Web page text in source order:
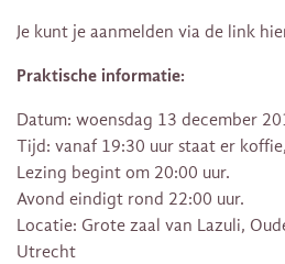
Je kunt je aanmelden via de link
Praktische informatie:
Datum: woensdag 13 december
Tijd: vanaf 19:30 uur staat er
Lezing begint om 20:00 uur.
Avond eindigt rond 22:00 uur.
Locatie: Grote zaal van Lazuli,
Utrecht